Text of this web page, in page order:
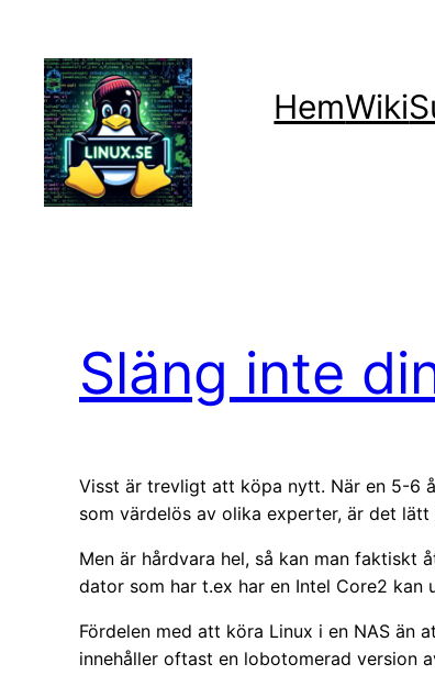
innehåll
HemWiki
Släng inte
Visst är trevligt att köpa nytt. När en 5-6
som värdelös av olika experter, är det
Men är hårdvara hel, så kan man
dator som har t.ex har en Intel Core2
Fördelen med att köra Linux i en NAS än
innehåller oftast en lobotomerad version